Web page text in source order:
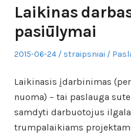
Laikinas
pasiūlymai
Posted
2015-06-24 Author
straipsniai
Laikinasis įdarbinimas
nuoma) – tai paslauga
samdyti darbuotojus
trumpalaikiams